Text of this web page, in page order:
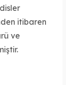
itibaren
ve